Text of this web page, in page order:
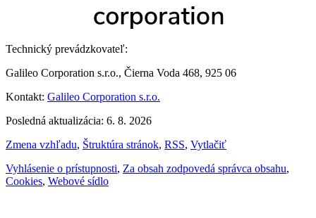
Technický prevádzkovateľ:
Galileo Corporation s.r.o., Čierna Voda 468, 925 06
Kontakt: Galileo Corporation s.r.o.
Posledná aktualizácia: 6. 8. 2026
Zmena vzhľadu, Štruktúra stránok, RSS, Vytlačiť
Vyhlásenie o prístupnosti, Za obsah zodpovedá správca obsahu,
Cookies, Webové sídlo